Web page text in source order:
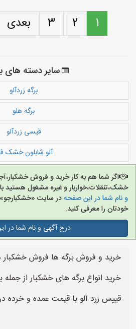
1
2
3 بعدی
سایر دسته های
برگه زردآلو
برگه هلو
قیسی زردآلو
آلو شابلون خشک
اگر شما هم به کار خرید و فروش
خشک،تنقلات،خواربار و غیره مشغول هستید
و نام شما در این صفحهدر سایت
خودتان را معرفی کنید.
درج آگهی و نام شما در
خرید و فروش برگه ها فروش خشکبار
خرید انواع برگه های خشکبار از جمله
قییس زرد آلو با قیمت عمده و خرده